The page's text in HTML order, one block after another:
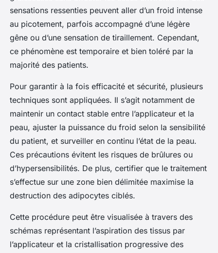
sensations ressenties peuvent aller d’un froid intense
au picotement, parfois accompagné d’une légère
gêne ou d’une sensation de tiraillement. Cependant,
ce phénomène est temporaire et bien toléré par la
majorité des patients.
Pour garantir à la fois efficacité et sécurité, plusieurs
techniques sont appliquées. Il s’agit notamment de
maintenir un contact stable entre l’applicateur et la
peau, ajuster la puissance du froid selon la sensibilité
du patient, et surveiller en continu l’état de la peau.
Ces précautions évitent les risques de brûlures ou
d’hypersensibilités. De plus, certifier que le traitement
s’effectue sur une zone bien délimitée maximise la
destruction des adipocytes ciblés.
Cette procédure peut être visualisée à travers des
schémas représentant l’aspiration des tissus par
l’applicateur et la cristallisation progressive des